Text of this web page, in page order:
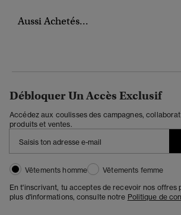
Aussi Achetés...
Débloquer Un Accès Exclusif
Accédez aux coulisses des campagnes,
produits et ventes.
Vêtements homme
Vêtements femme
En t'inscrivant, tu acceptes de recevoir nos offres
plus d'informations, consulte notre Politique de